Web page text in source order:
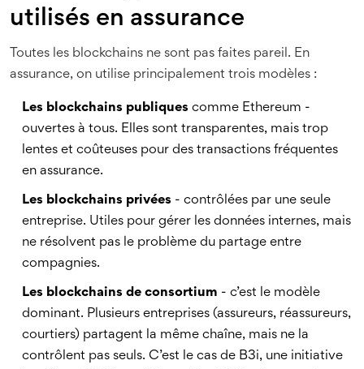
utilisés en assurance
Toutes les blockchains ne sont pas faites pareil. En
assurance, on utilise principalement trois modèles :
Les blockchains publiques comme Ethereum -
ouvertes à tous. Elles sont transparentes, mais trop
lentes et coûteuses pour des transactions fréquentes
en assurance.
Les blockchains privées - contrôlées par une seule
entreprise. Utiles pour gérer les données internes, mais
ne résolvent pas le problème du partage entre
compagnies.
Les blockchains de consortium - c’est le modèle
dominant. Plusieurs entreprises (assureurs, réassureurs,
courtiers) partagent la même chaîne, mais ne la
contrôlent pas seuls. C’est le cas de B3i, une initiative